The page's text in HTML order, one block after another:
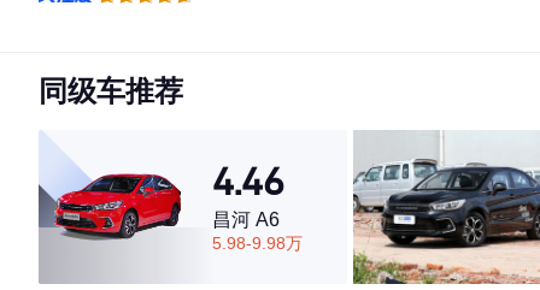
·空间表现较为优秀，优于84%同级车
同级车推荐
4.46
昌河 A6
5.98-9.98万